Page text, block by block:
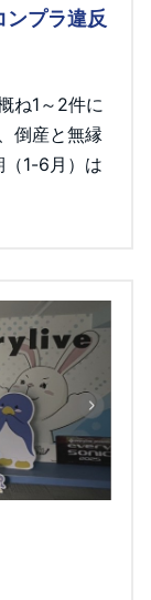
プラ違反
ね1～2件に
倒産と無縁
1-6月）は